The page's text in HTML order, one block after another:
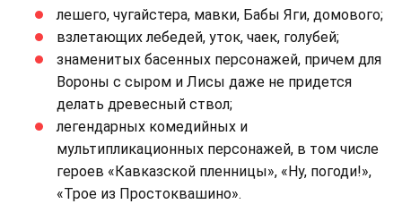
лешего, чугайстера, мавки, Бабы Яги, домового;
взлетающих лебедей, уток, чаек, голубей;
знаменитых басенных персонажей, причем для
Вороны с сыром и Лисы даже не придется
делать древесный ствол;
легендарных комедийных и
мультипликационных персонажей, в том числе
героев «Кавказской пленницы», «Ну, погоди!»,
«Трое из Простоквашино».